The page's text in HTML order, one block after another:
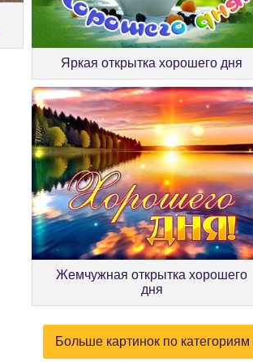
Яркая открытка хорошего дня
Жемчужная открытка хорошего
дня
Больше картинок по категориям